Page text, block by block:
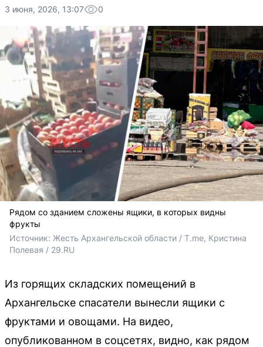
3 июня, 2026, 13:07 0
Рядом со зданием сложены ящики, в которых видны
фрукты
Источник: Жесть Архангельской области / T.me, Кристина
Полевая / 29.RU
Из горящих складских помещений в
Архангельске спасатели вынесли ящики с
фруктами и овощами. На видео,
опубликованном в соцсетях, видно, как рядом